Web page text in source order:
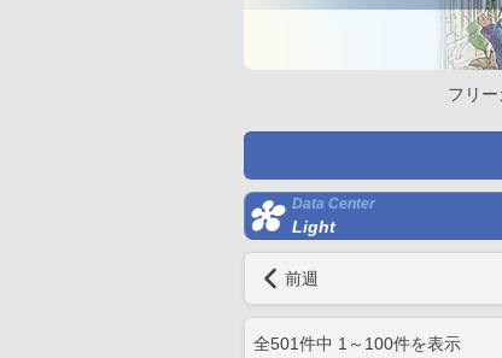
フリ
Data Center
Light
前週
全501件中 1 ～ 100件を表示